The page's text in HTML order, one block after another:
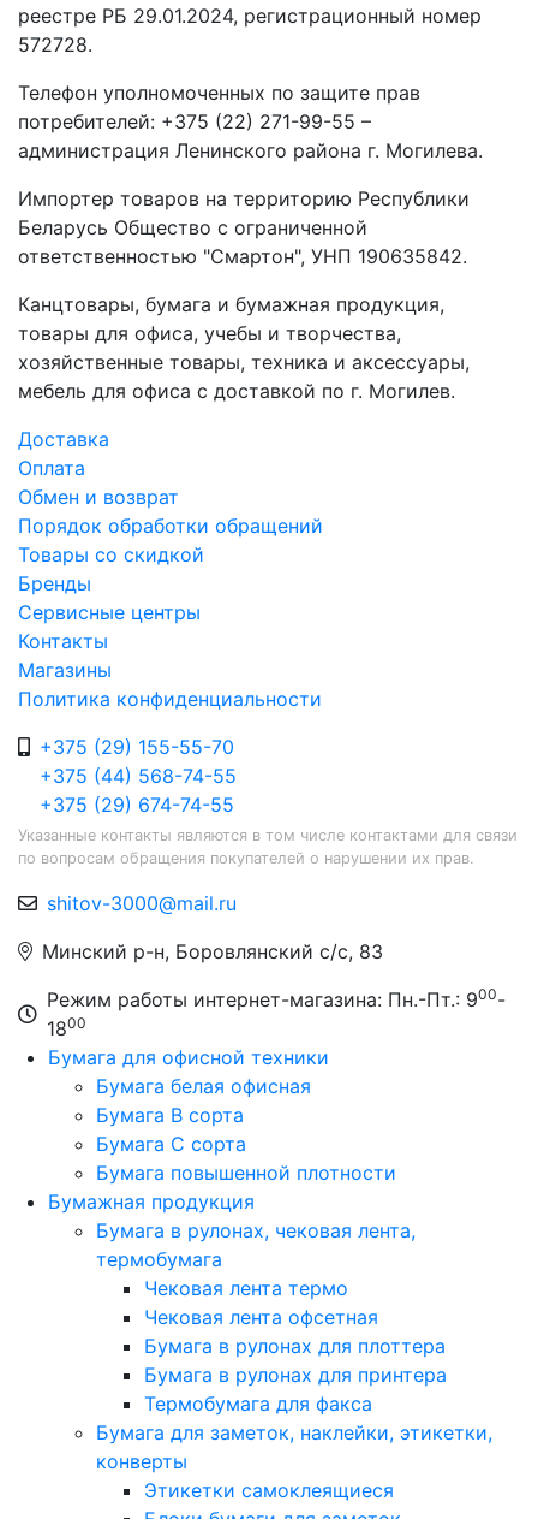
реестре РБ 29.01.2024, регистрационный номер
572728.
Телефон уполномоченных по защите прав
потребителей: +375 (22) 271-99-55 –
администрация Ленинского района г. Могилева.
Импортер товаров на территорию Республики
Беларусь Общество с ограниченной
ответственностью "Смартон", УНП 190635842.
Канцтовары, бумага и бумажная продукция,
товары для офиса, учебы и творчества,
хозяйственные товары, техника и аксессуары,
мебель для офиса с доставкой по г. Могилев.
Доставка
Оплата
Обмен и возврат
Порядок обработки обращений
Товары со скидкой
Бренды
Сервисные центры
Контакты
Магазины
Политика конфиденциальности
+375 (29) 155-55-70
+375 (44) 568-74-55
+375 (29) 674-74-55
Указанные контакты являются в том числе контактами для связи
по вопросам обращения покупателей о нарушении их прав.
shitov-3000@mail.ru
Минский р-н, Боровлянский с/с, 83
Режим работы интернет-магазина: Пн.-Пт.: 900-
1800
Бумага для офисной техники
Бумага белая офисная
Бумага B сорта
Бумага C сорта
Бумага повышенной плотности
Бумажная продукция
Бумага в рулонах, чековая лента,
термобумага
Чековая лента термо
Чековая лента офсетная
Бумага в рулонах для плоттера
Бумага в рулонах для принтера
Термобумага для факса
Бумага для заметок, наклейки, этикетки,
конверты
Этикетки самоклеящиеся